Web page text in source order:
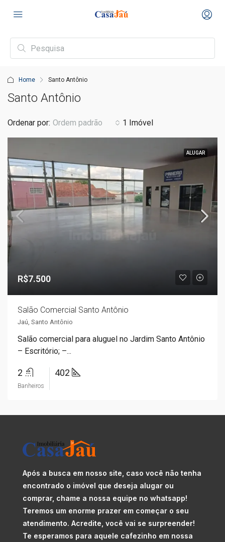
Home Santo Antônio
Santo Antônio
1 Imóvel
Ordenar por: Ordem padrão
ALUGAR
R$7.500
Salão Comercial Santo Antônio
Jaú, Santo Antônio
Salão comercial para aluguel no Jardim Santo Antônio
– Escritório; –...
2
Banheiros
402
Após a busca em nosso site, caso você não tenha
encontrado o imóvel que deseja alugar ou
comprar, chame a nossa equipe no whatsapp!
Teremos um enorme prazer em começar o seu
atendimento. Acredite, você vai se surpreender!
Te esperamos para aquele cafezinho em nossa